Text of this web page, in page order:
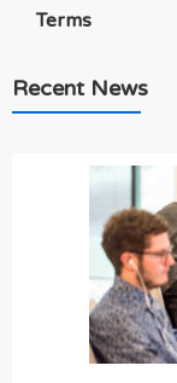
Terms
Recent News